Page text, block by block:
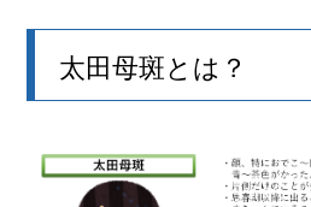
太田母斑とは？